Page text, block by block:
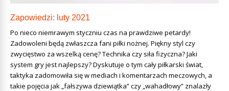
Zapowiedzi: luty 2021
Po nieco niemrawym styczniu czas na prawdziwe petardy!
Zadowoleni będą zwłaszcza fani piłki nożnej. Piękny styl czy
zwycięstwo za wszelką cenę? Technika czy siła fizyczna? Jaki
system gry jest najlepszy? Dyskutuje o tym cały piłkarski świat,
taktyka zadomowiła się w mediach i komentarzach meczowych, a
takie pojęcia jak „fałszywa dziewiątka” czy „wahadłowy” znalazły